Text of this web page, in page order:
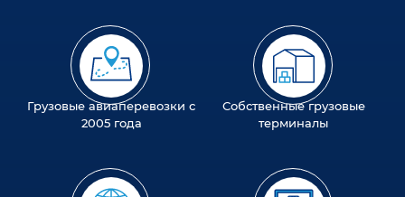
Грузовые авиаперевозки с
2005 года
Собственные грузовые
терминалы